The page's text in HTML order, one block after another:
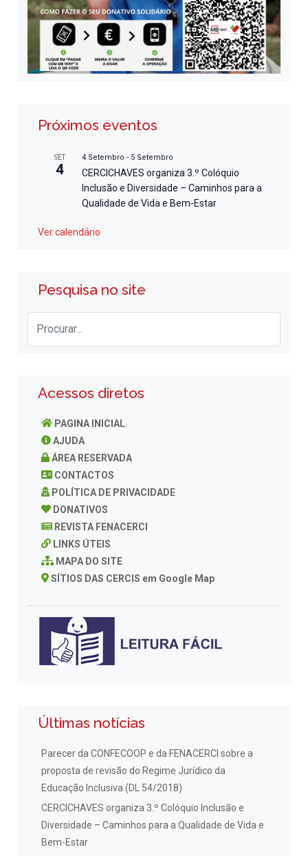
Próximos eventos
SET
4
4 Setembro - 5 Setembro
CERCICHAVES organiza 3.º Colóquio
Inclusão e Diversidade – Caminhos para a
Qualidade de Vida e Bem-Estar
Ver calendário
Pesquisa no site
Acessos diretos
PAGINA INICIAL
AJUDA
ÁREA RESERVADA
CONTACTOS
POLÍTICA DE PRIVACIDADE
DONATIVOS
REVISTA FENACERCI
LINKS ÚTEIS
MAPA DO SITE
SÍTIOS DAS CERCIS em Google Map
Últimas notícias
Parecer da CONFECOOP e da FENACERCI sobre a
proposta de revisão do Regime Jurídico da
Educação Inclusiva (DL 54/2018)
CERCICHAVES organiza 3.º Colóquio Inclusão e
Diversidade – Caminhos para a Qualidade de Vida e
Bem-Estar